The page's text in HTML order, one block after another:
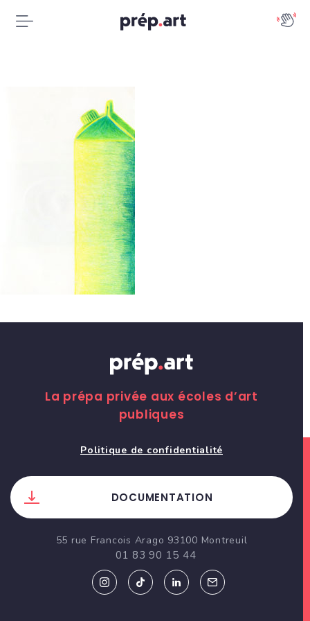
La prépa privée aux écoles d’art
publiques
Politique de confidentialité
DOCUMENTATION
55 rue Francois Arago 93100 Montreuil
01 83 90 15 44